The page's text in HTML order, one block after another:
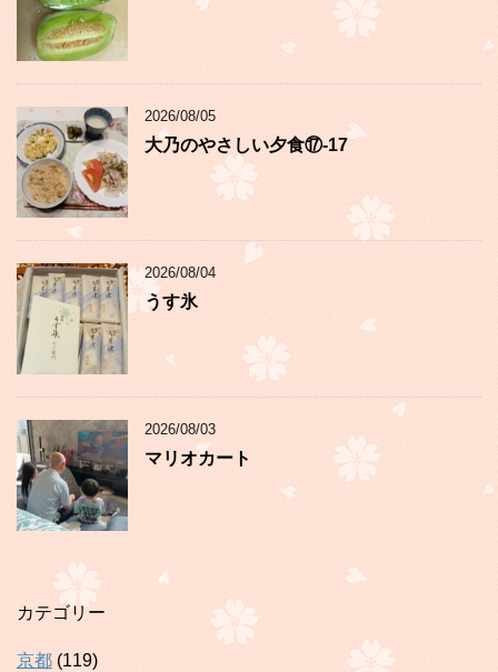
2026/08/05
大乃のやさしい夕食⑰-17
2026/08/04
うす氷
2026/08/03
マリオカート
カテゴリー
京都 (119)